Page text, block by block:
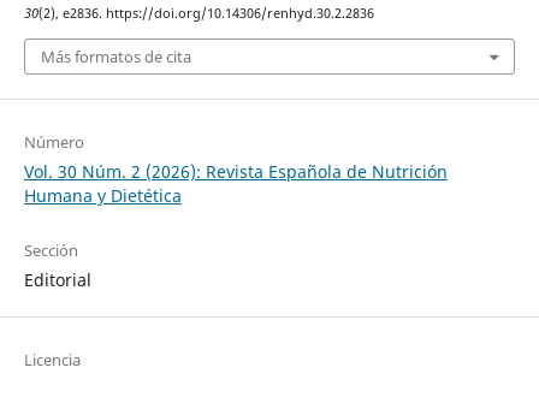
30(2), e2836. https://doi.org/10.14306/renhyd.30.2.2836
Más formatos de cita
Número
Vol. 30 Núm. 2 (2026): Revista Española de Nutrición
Humana y Dietética
Sección
Editorial
Licencia